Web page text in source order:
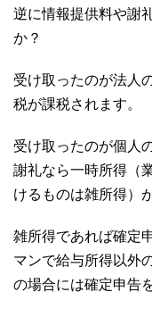
逆に情報提供料や謝
か？
受け取ったのが法人
税が課税されます。
受け取ったのが個人
謝礼なら一時所得（
けるものは雑所得）
雑所得であれば確定
マンで給与所得以外
の場合には確定申告